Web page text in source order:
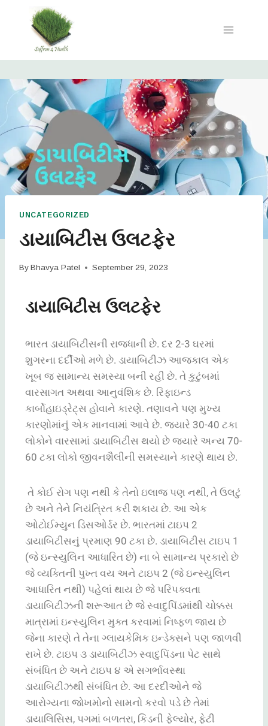
UNCATEGORIZED
ડાયાબિટીસ ઉલટફેર
By Bhavya Patel September 29, 2023
ડાયાબિટીસ ઉલટફેર
ભારત ડાયાબિટીસની રાજધાની છે. દર 2-3 ઘરમાં
શુગરના દર્દીઓ મળે છે. ડાયાબિટીઝ આજકાલ એક
ખૂબ જ સામાન્ય સમસ્યા બની રહી છે. તે કુટુંબમાં
વારસાગત અથવા આનુવંશિક છે. રિફાઇન્ડ
કાર્બોહાઇડ્રેટ્સ હોવાને કારણે. તણાવને પણ મુખ્ય
કારણોમાંનું એક માનવામાં આવે છે. જ્યારે 30-40 ટકા
લોકોને વારસામાં ડાયાબિટીસ થયો છે જ્યારે અન્ય 70-
60 ટકા લોકો જીવનશૈલીની સમસ્યાને કારણે થાય છે.
તે કોઈ રોગ પણ નથી કે તેનો ઇલાજ પણ નથી, તે ઉલટું
છે અને તેને નિયંત્રિત કરી શકાય છે. આ એક
ઓટોઈમ્યુન ડિસઓર્ડર છે. ભારતમાં ટાઇપ 2
ડાયાબિટીસનું પ્રમાણ 90 ટકા છે. ડાયાબિટીસ ટાઇપ 1
(જે ઇન્સ્યુલિન આધારિત છે) ના બે સામાન્ય પ્રકારો છે
જે વ્યક્તિની પુખ્ત વય અને ટાઇપ 2 (જે ઇન્સ્યુલિન
આધારિત નથી) પહેલાં થાય છે જે પરિપક્વતા
ડાયાબિટીઝની શરૂઆત છે જે સ્વાદુપિંડમાંથી ચોક્કસ
માત્રામાં ઇન્સ્યુલિન મુક્ત કરવામાં નિષ્ફળ જાય છે
જેના કારણે તે તેના ગ્લાયકેમિક ઇન્ડેક્સને પણ જાળવી
રાખે છે. ટાઇપ ૩ ડાયાબિટીઝ સ્વાદુપિંડના પેટ સાથે
સંબંધિત છે અને ટાઇપ ૪ એ સગર્ભાવસ્થા
ડાયાબિટીઝથી સંબંધિત છે. આ દરદીઓને જે
આરોગ્યના જોખમોનો સામનો કરવો પડે છે તેમાં
ડાયાલિસિસ, પગમાં બળતરા, કિડની ફેલ્યોર, ફેટી